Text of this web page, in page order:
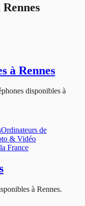
Rennes
à Rennes
disponibles à
Ordinateurs de
& Vidéo
France
à Rennes.